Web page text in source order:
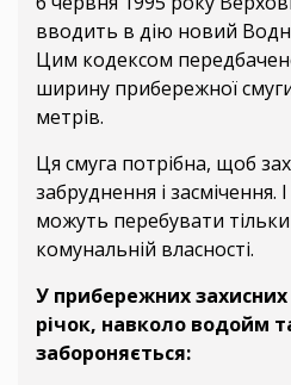
вводить в дію новий
Цим кодексом
ширину прибережної
метрів.
Ця смуга потрібна, щоб
забруднення і засмічення.
можуть перебувати
комунальній власності.
У прибережних
річок, навколо водойм
забороняється: